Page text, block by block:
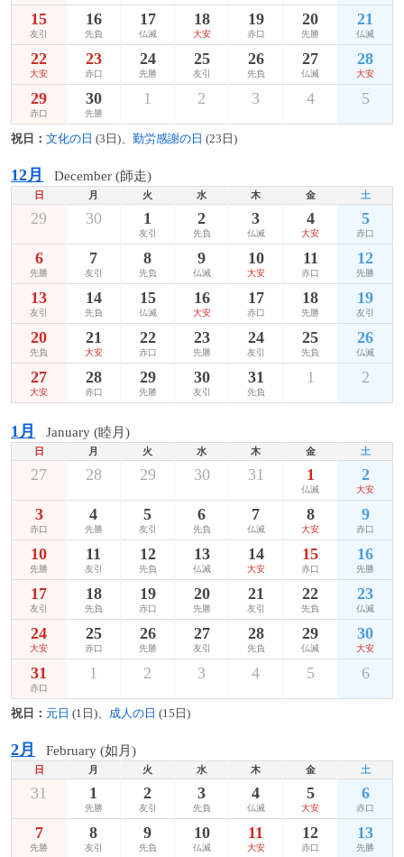
15
友引
16
先負
17
仏滅
18
大安
19
赤口
20
先勝
21
仏滅
22
大安
23
赤口
24
先勝
25
友引
26
先負
27
仏滅
28
大安
29
赤口
30
先勝
1 2 3 4 5
祝日： 文化の日 (3日)、 勤労感謝の日 (23日)
12月 December (師走)
日 月 火 水 木 金 土
29 30 1
友引
2
先負
3
仏滅
4
大安
5
赤口
6
先勝
7
友引
8
先負
9
仏滅
10
大安
11
赤口
12
先勝
13
友引
14
先負
15
仏滅
16
大安
17
赤口
18
先勝
19
友引
20
先負
21
大安
22
赤口
23
先勝
24
友引
25
先負
26
仏滅
27
大安
28
赤口
29
先勝
30
友引
31
先負
1 2
1月 January (睦月)
日 月 火 水 木 金 土
27 28 29 30 31 1
仏滅
2
大安
3
赤口
4
先勝
5
友引
6
先負
7
仏滅
8
大安
9
赤口
10
先勝
11
友引
12
先負
13
仏滅
14
大安
15
赤口
16
先勝
17
友引
18
先負
19
赤口
20
先勝
21
友引
22
先負
23
仏滅
24
大安
25
赤口
26
先勝
27
友引
28
先負
29
仏滅
30
大安
31
赤口
1 2 3 4 5 6
祝日： 元日 (1日)、 成人の日 (15日)
2月 February (如月)
日 月 火 水 木 金 土
31 1
先勝
2
友引
3
先負
4
仏滅
5
大安
6
赤口
7
先勝
8
友引
9
先負
10
仏滅
11
大安
12
赤口
13
先勝